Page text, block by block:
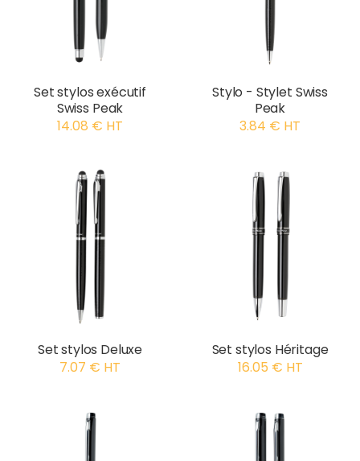
Set stylos exécutif
Swiss Peak
14.08 € HT
Stylo - Stylet Swiss
Peak
3.84 € HT
Set stylos Deluxe
7.07 € HT
Set stylos Héritage
16.05 € HT